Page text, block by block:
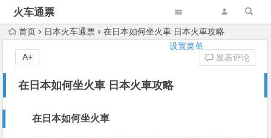
火车通票
设置菜单
首页 日本火车通票 在日本如何坐火車 日本火車攻略
在日本如何坐火車 日本火車攻略
发表评论
A+
在日本如何坐火車